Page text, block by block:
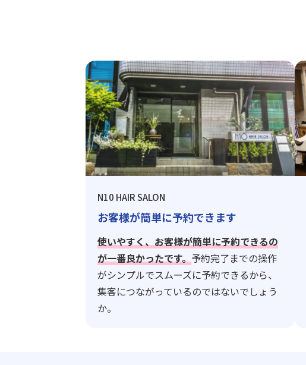
N10 HAIR SALON
お客様が簡単に予約できます
使いやすく、お客様が簡単に予約できるの
が一番良かったです。予約完了までの操作
がシンプルでスムーズに予約できるから、
集客につながっているのではないでしょう
か。